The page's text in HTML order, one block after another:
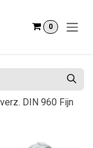
0
DIN 960 Fijn